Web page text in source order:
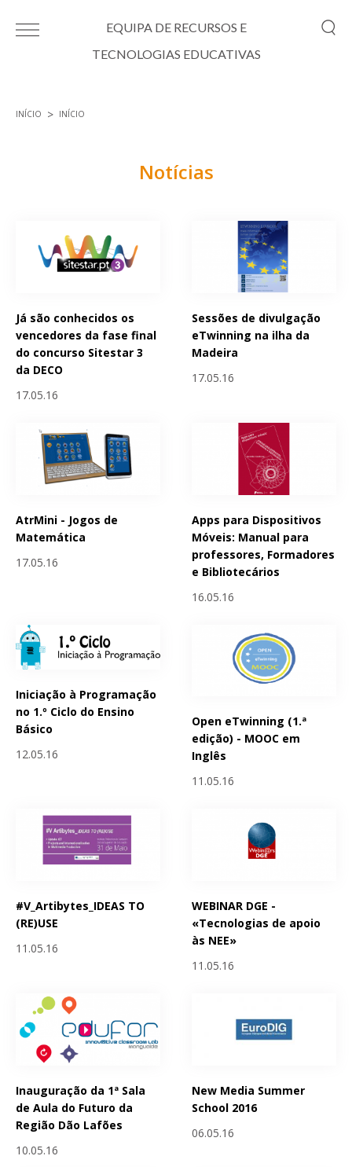
EQUIPA DE RECURSOS E
TECNOLOGIAS EDUCATIVAS
INÍCIO INÍCIO
Notícias
Já são conhecidos os
vencedores da fase final
do concurso Sitestar 3
da DECO
17.05.16
Sessões de divulgação
eTwinning na ilha da
Madeira
17.05.16
AtrMini - Jogos de
Matemática
17.05.16
Apps para Dispositivos
Móveis: Manual para
professores, Formadores
e Bibliotecários
16.05.16
Iniciação à Programação
no 1.º Ciclo do Ensino
Básico
12.05.16
Open eTwinning (1.ª
edição) - MOOC em
Inglês
11.05.16
#V_Artibytes_IDEAS TO
(RE)USE
11.05.16
WEBINAR DGE -
«Tecnologias de apoio
às NEE»
11.05.16
Inauguração da 1ª Sala
de Aula do Futuro da
Região Dão Lafões
10.05.16
New Media Summer
School 2016
06.05.16
Páginas